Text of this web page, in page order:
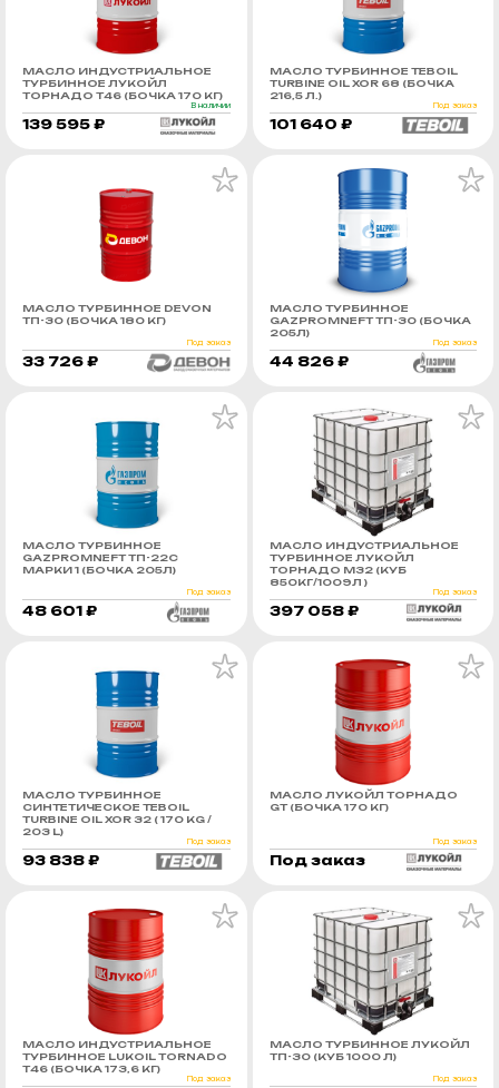
МАСЛО ИНДУСТРИАЛЬНОЕ
ТУРБИННОЕ ЛУКОЙЛ
ТОРНАДО Т46 (БОЧКА 170 КГ)
В наличии
139 595 ₽
МАСЛО ТУРБИННОЕ TEBOIL
TURBINE OIL XOR 68 (БОЧКА
216,5 Л.)
Под заказ
101 640 ₽
МАСЛО ТУРБИННОЕ DEVON
ТП-30 (БОЧКА 180 КГ)
Под заказ
33 726 ₽
МАСЛО ТУРБИННОЕ
GAZPROMNEFT ТП-30 (БОЧКА
205Л)
Под заказ
44 826 ₽
МАСЛО ТУРБИННОЕ
GAZPROMNEFT ТП-22С
МАРКИ 1 (БОЧКА 205Л)
Под заказ
48 601 ₽
МАСЛО ИНДУСТРИАЛЬНОЕ
ТУРБИННОЕ ЛУКОЙЛ
ТОРНАДО М32 (КУБ
850КГ/1009Л )
Под заказ
397 058 ₽
МАСЛО ТУРБИННОЕ
СИНТЕТИЧЕСКОЕ TEBOIL
TURBINE OIL XOR 32 ( 170 KG /
203 L)
Под заказ
93 838 ₽
МАСЛО ЛУКОЙЛ ТОРНАДО
GT (БОЧКА 170 КГ)
Под заказ
Под заказ
МАСЛО ИНДУСТРИАЛЬНОЕ
ТУРБИННОЕ LUKOIL ТORNADO
Т46 (БОЧКА 173,6 КГ)
Под заказ
МАСЛО ТУРБИННОЕ ЛУКОЙЛ
ТП-30 (КУБ 1000 Л)
Под заказ